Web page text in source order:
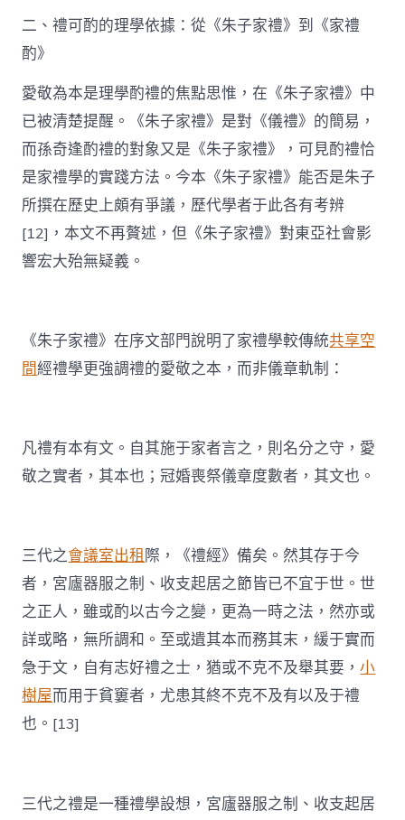
二、禮可酌的理學依據：從《朱子家禮》到《家禮
酌》
愛敬為本是理學酌禮的焦點思惟，在《朱子家禮》中
已被清楚提醒。《朱子家禮》是對《儀禮》的簡易，
而孫奇逢酌禮的對象又是《朱子家禮》，可見酌禮恰
是家禮學的實踐方法。今本《朱子家禮》能否是朱子
所撰在歷史上頗有爭議，歷代學者于此各有考辨
[12]，本文不再贅述，但《朱子家禮》對東亞社會影
響宏大殆無疑義。
《朱子家禮》在序文部門說明了家禮學較傳統共享空
間經禮學更強調禮的愛敬之本，而非儀章軌制：
凡禮有本有文。自其施于家者言之，則名分之守，愛
敬之實者，其本也；冠婚喪祭儀章度數者，其文也。
三代之會議室出租際，《禮經》備矣。然其存于今
者，宮廬器服之制、收支起居之節皆已不宜于世。世
之正人，雖或酌以古今之變，更為一時之法，然亦或
詳或略，無所調和。至或遺其本而務其末，緩于實而
急于文，自有志好禮之士，猶或不克不及舉其要，小
樹屋而用于貧窶者，尤患其終不克不及有以及于禮
也。[13]
三代之禮是一種禮學設想，宮廬器服之制、收支起居